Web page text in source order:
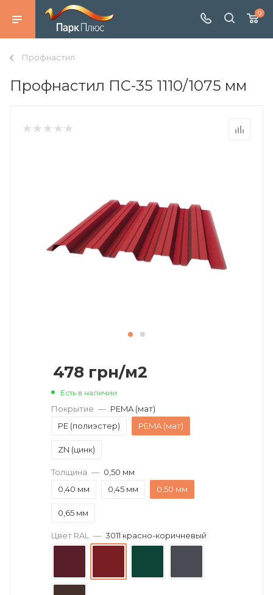
0
Профнастил
Профнастил ПС-35 1110/1075 мм
478 грн/м2
Есть в наличии
Покрытие — PEMA (мат)
PE (полиэстер)
PEMA (мат)
ZN (цинк)
Толщина — 0,50 мм
0,40 мм
0,45 мм 0,50 мм
0,65 мм
Цвет RAL — 3011 красно-коричневый